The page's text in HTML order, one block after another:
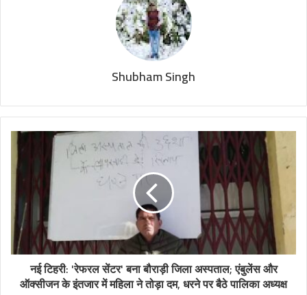
Shubham Singh
नई टिहरी: 'रेफरल सेंटर' बना बौराड़ी जिला अस्पताल; एंबुलेंस और
ऑक्सीजन के इंतजार में महिला ने तोड़ा दम, धरने पर बैठे पालिका अध्यक्ष